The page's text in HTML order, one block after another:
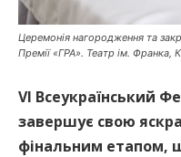
Церемонія нагородження та
Премії «ГРА». Театр ім. Франка,
VI Всеукраїнський
завершує свою
фінальним етапом,